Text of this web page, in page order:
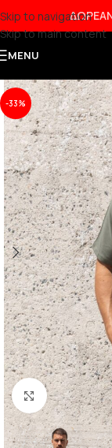
Skip to navigation
Skip to main content
MENU
-33%
Click to